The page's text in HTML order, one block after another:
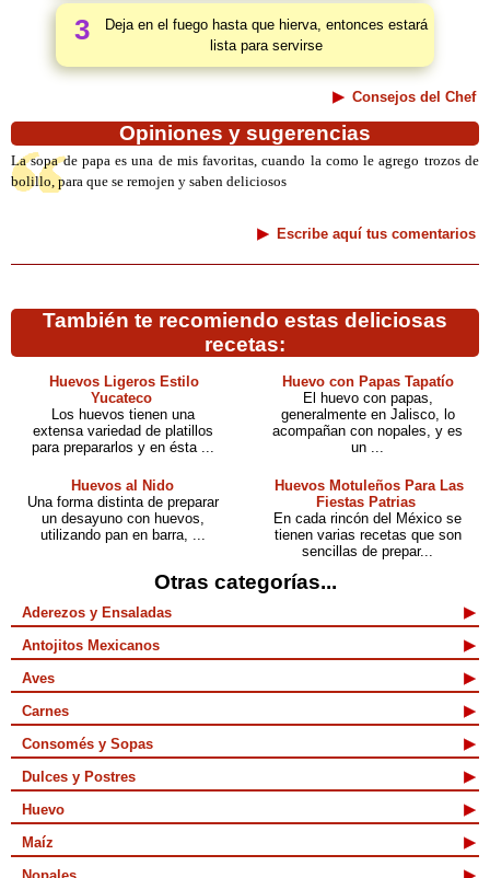
3
Deja en el fuego hasta que hierva, entonces estará
lista para servirse
Consejos del Chef
Opiniones y sugerencias
La sopa de papa es una de mis favoritas, cuando la como le agrego trozos de
bolillo, para que se remojen y saben deliciosos
Escribe aquí tus comentarios
También te recomiendo estas deliciosas
recetas:
Huevos Ligeros Estilo
Yucateco
Los huevos tienen una
extensa variedad de platillos
para prepararlos y en ésta ...
Huevo con Papas Tapatío
El huevo con papas,
generalmente en Jalisco, lo
acompañan con nopales, y es
un ...
Huevos al Nido
Una forma distinta de preparar
un desayuno con huevos,
utilizando pan en barra, ...
Huevos Motuleños Para Las
Fiestas Patrias
En cada rincón del México se
tienen varias recetas que son
sencillas de prepar...
Otras categorías...
Aderezos y Ensaladas
Antojitos Mexicanos
Aves
Carnes
Consomés y Sopas
Dulces y Postres
Huevo
Maíz